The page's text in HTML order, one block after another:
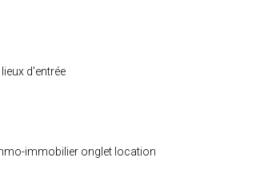
d'entrée
immobilier onglet location